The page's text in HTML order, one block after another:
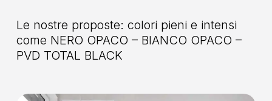
Le nostre proposte: colori pieni e intensi
come NERO OPACO – BIANCO OPACO –
PVD TOTAL BLACK